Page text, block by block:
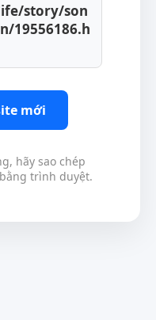
story/son
19556186.h
mới
hãy sao chép
trình duyệt.